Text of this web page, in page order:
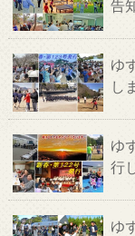
告
ゆ
し
ゆ
行
ゆ